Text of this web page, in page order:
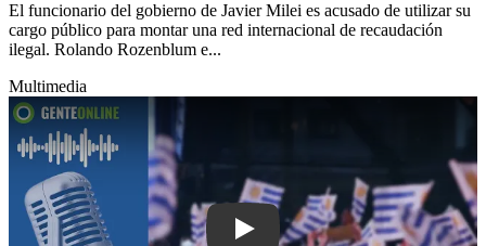
El funcionario del gobierno de Javier Milei es acusado de utilizar su
cargo público para montar una red internacional de recaudación
ilegal. Rolando Rozenblum e...
Multimedia
Play: Incertidumbre sobre la